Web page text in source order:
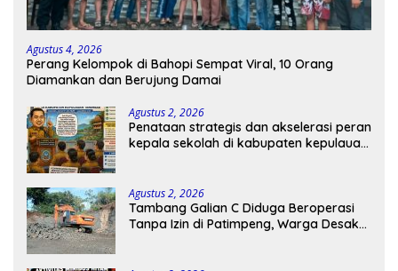
Agustus 4, 2026
Perang Kelompok di Bahopi Sempat Viral, 10 Orang
Diamankan dan Berujung Damai
Agustus 2, 2026
Penataan strategis dan akselerasi peran
kepala sekolah di kabupaten kepulauan
Agustus 2, 2026
Tambang Galian C Diduga Beroperasi
Tanpa Izin di Patimpeng, Warga Desak